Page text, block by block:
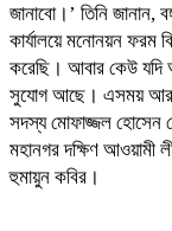
জানাবো।’ তিনি জানান,
কার্যালয়ে মনোনয়ন ফরম
করেছি। আবার কেউ যদি
সুযোগ আছে। এসময় আরও
সদস্য মোফাজ্জল হোসেন
মহানগর দক্ষিণ আওয়ামী
হুমায়ুন কবির।